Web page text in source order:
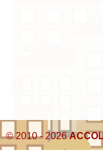
© 2010 - 2026